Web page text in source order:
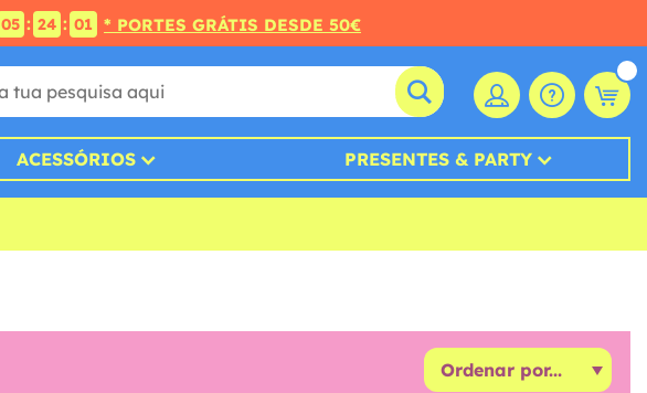
05 : 24 : 01 * PORTES GRÁTIS DESDE 50€
ACESSÓRIOS PRESENTES & PARTY